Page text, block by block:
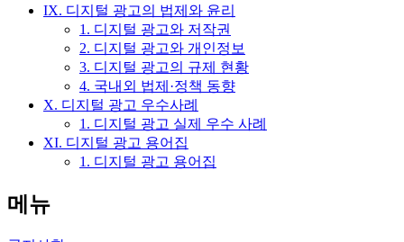
IX. 디지털 광고의 법제와 윤리
1. 디지털 광고와 저작권
2. 디지털 광고와 개인정보
3. 디지털 광고의 규제 현황
4. 국내외 법제·정책 동향
X. 디지털 광고 우수사례
1. 디지털 광고 실제 우수 사례
XI. 디지털 광고 용어집
1. 디지털 광고 용어집
메뉴